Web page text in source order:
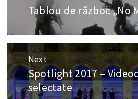
articole
Previous
post:
Tablou de război: „No
Next
Next
post:
Spotlight 2017 –
selectate